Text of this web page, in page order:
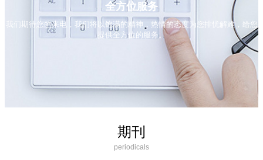
全方位服务
我们期待您的来电，我们将以饱满的精神，热情的态度为您排忧解难，给您
提供全方位的服务。
期刊
periodicals